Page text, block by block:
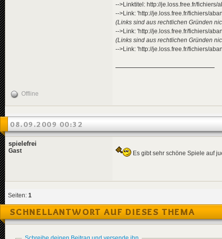
-->Linktitel: http://je.loss.free.fr/fichiers/
-->Link: 'http://je.loss.free.fr/fichiers/
(Links sind aus rechtlichen Gründen
-->Link: 'http://je.loss.free.fr/fichiers/
(Links sind aus rechtlichen Gründen
-->Link: 'http://je.loss.free.fr/fichiers/
Offline
08.09.2009 00:32
spielefrei
Gast Es gibt sehr schöne Spiele auf
Seiten: 1
SCHNELLANTWORT AUF DIESES THEMA